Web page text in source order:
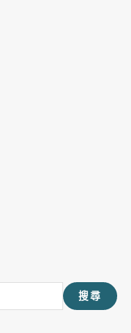
搜尋